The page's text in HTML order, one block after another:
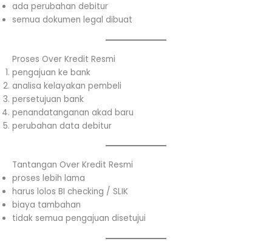
ada perubahan debitur
semua dokumen legal dibuat
Proses Over Kredit Resmi
pengajuan ke bank
analisa kelayakan pembeli
persetujuan bank
penandatanganan akad baru
perubahan data debitur
Tantangan Over Kredit Resmi
proses lebih lama
harus lolos BI checking / SLIK
biaya tambahan
tidak semua pengajuan disetujui